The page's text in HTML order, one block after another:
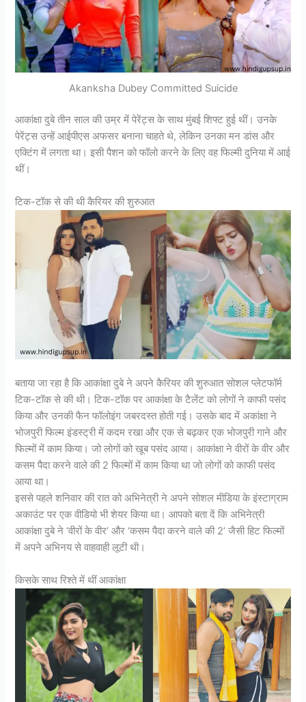
Akanksha Dubey Committed Suicide
आकांक्षा दुबे तीन साल की उम्र में पेरेंट्स के साथ मुंबई शिफ्ट हुई थीं। उनके
पेरेंट्स उन्हें आईपीएस अफसर बनाना चाहते थे, लेकिन उनका मन डांस और
एक्टिंग में लगता था। इसी पैशन को फॉलो करने के लिए वह फिल्मी दुनिया में आई
थीं।
टिक-टॉक से की थी कैरियर की शुरुआत
बताया जा रहा है कि आकांक्षा दुबे ने अपने कैरियर की शुरुआत सोशल प्लेटफॉर्म
टिक-टॉक से की थी। टिक-टॉक पर आकांक्षा के टैलेंट को लोगों ने काफी पसंद
किया और उनकी फैन फॉलोइंग जबरदस्त होती गई। उसके बाद में अकांक्षा ने
भोजपुरी फिल्म इंडस्ट्री में कदम रखा और एक से बढ़कर एक भोजपुरी गाने और
फिल्मों में काम किया। जो लोगों को खूब पसंद आया। आकांक्षा ने वीरों के वीर और
कसम पैदा करने वाले की 2 फिल्मों में काम किया था जो लोगों को काफी पसंद
आया था।
इससे पहले शनिवार की रात को अभिनेत्री ने अपने सोशल मीडिया के इंस्टाग्राम
अकाउंट पर एक वीडियो भी शेयर किया था। आपको बता दें कि अभिनेत्री
आकांक्षा दुबे ने ‘वीरों के वीर’ और ‘कसम पैदा करने वाले की 2’ जैसी हिट फिल्मों
में अपने अभिनय से वाहवाही लूटी थी।
किसके साथ रिश्ते में थीं आकांक्षा